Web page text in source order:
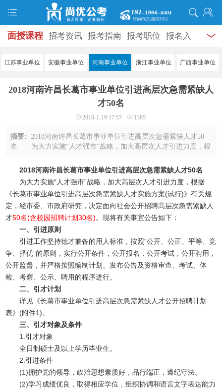
面授课程 招考资讯 报考指南 报考职位 报名入
口 打准考证 成绩查询 面试公告 录用公示 辅导
学员风采 名师团队
江苏事业单位 安徽事业单位 河南事业单位 浙江事业单位 广西事业单位
2018河南许昌长葛市事业单位引进高层次急需紧缺人
才50名
2018-1-19 17:57 1385
摘要:2018河南许昌长葛市事业单位引进高层次急需紧缺人才50
名 为大力实施“人才强市”战略，加大高层次人才引进力度，根
关规定，经市委、市政府研究，决定 ...
2018河南许昌长葛市事业单位引进高层次急需紧缺人才50名
为大力实施“人才强市”战略，加大高层次人才引进力度，根据
《长葛市事业单位引进高层次急需紧缺人才实施方案(试行)》有关规
定，经市委、市政府研究，决定面向社会公开招聘高层次急需紧缺人
才50名(含校园招聘计划30名)。现将有关事宜公告如下：
一、引进原则
引进工作坚持德才兼备的用人标准，按照“公开、公正、平等、竞
争、择优”的原则，实行公开条件，公开报名，公开考试，公开聘用，
公开监督，并严格按照编制计划、发布公告及资格审查、考试、体
检、考察、公示、聘用的程序进行。
二、引才计划
详见《长葛市事业单位引进高层次急需紧缺人才公开招聘计划
表》(附件1)。
三、引才对象及条件
1.引才对象
全日制硕士及以上学历毕业生。
2.引进条件
(1)拥护党的领导，政治思想素质好，品行端正，遵纪守法。
(2)学习成绩优良，取得相应学位，组织协调和语言文字表达能力